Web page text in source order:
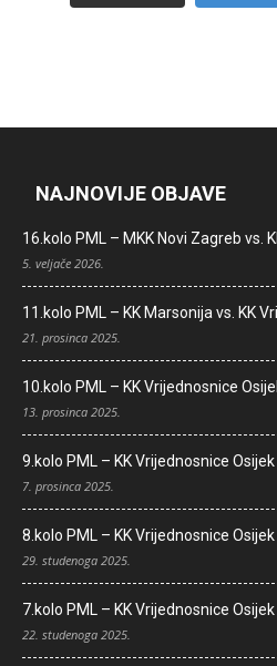
NAJNOVIJE OBJAVE
16.kolo PML – MKK Novi Zagreb vs.
5. veljače 2026.
11.kolo PML – KK Marsonija vs. KK
21. prosinca 2025.
10.kolo PML – KK Vrijednosnice
13. prosinca 2025.
9.kolo PML – KK Vrijednosnice
7. prosinca 2025.
8.kolo PML – KK Vrijednosnice
29. studenoga 2025.
7.kolo PML – KK Vrijednosnice
22. studenoga 2025.